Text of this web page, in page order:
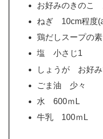
お好みのきのこ
ねぎ 10cm程度
鶏だしスープの
塩 小さじ1
しょうが お好
ごま油 少々
水 600ｍL
牛乳 100ｍL